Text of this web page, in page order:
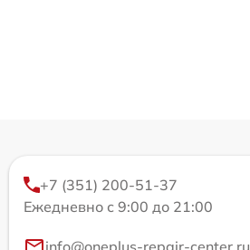
+7 (351) 200-51-37
Ежедневно с 9:00 до 21:00